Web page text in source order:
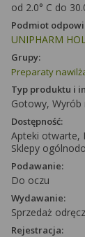
od 2.0° C do
Podmiot
UNIPHARM
Grupy:
Preparaty
Typ produktu i
Gotowy, Wyrób
Dostępność:
Apteki otwarte,
Sklepy
Podawanie:
Do oczu
Wydawanie:
Sprzedaż
Rejestracja: